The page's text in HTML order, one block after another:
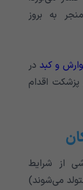
به بروز
و کبد در
اقدام
از شرایط
می‌‌‌‌‌‌‌‌‌‌‌‌‌شوند)